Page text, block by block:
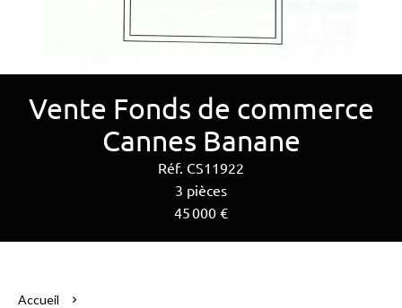
Vente Fonds de commerce
Cannes Banane
Réf. CS11922
3 pièces
45 000 €
Accueil